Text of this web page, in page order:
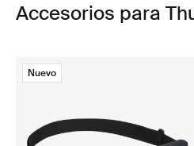
Accesorios para
Nuevo